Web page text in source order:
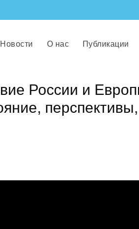
Новости О нас Публикации
России и
перспективы,